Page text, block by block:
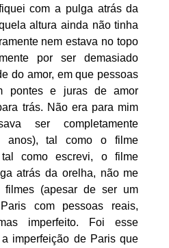
com a pulga atrás da
altura ainda não tinha
nem estava no topo
por ser demasiado
do amor, em que pessoas
pontes e juras de amor
trás. Não era para mim
ser completamente
anos), tal como o filme
tal como escrevi, o filme
atrás da orelha, não me
filmes (apesar de ser um
com pessoas reais,
imperfeito. Foi esse
imperfeição de Paris que